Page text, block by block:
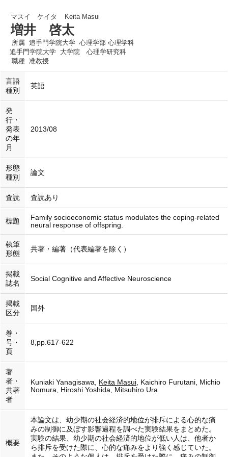
マスイ ケイタ Keita Masui
増井 啓太
所属 追手門学院大学 心理学部 心理学科
追手門学院大学 大学院 心理学研究科
職種 准教授
言語
種別
英語
発
行・
発表
の年
月
2013/08
形態
種別
論文
査読 査読あり
標題
Family socioeconomic status modulates the coping-related
neural response of offspring.
執筆
形態
共著・編著（代表編著を除く）
掲載
誌名
Social Cognitive and Affective Neuroscience
掲載
区分
国外
巻・
号・
頁
8,pp.617-622
著
者・
共著
者
Kuniaki Yanagisawa, Keita Masui, Kaichiro Furutani, Michio
Nomura, Hiroshi Yoshida, Mitsuhiro Ura
概要
本論文は、幼少期の社会経済的地位が排斥による心的な痛
みの制御に及ぼす影響過程を調べた実験結果をまとめた。
実験の結果、幼少期の社会経済的地位が低い人は、他者か
ら排斥を受けた際に、心的な痛みをより強く感じていた。